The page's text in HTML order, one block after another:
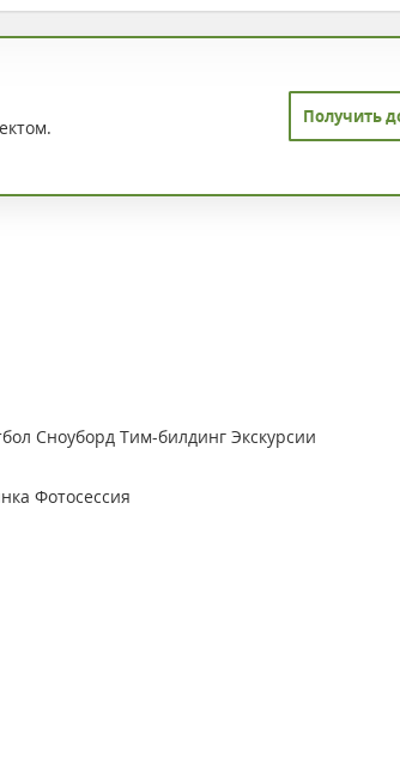
Получить
Сноуборд Тим-билдинг Экскурсии
Фотосессия